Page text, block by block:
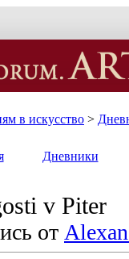
в искусство >
Дневники
v Piter
от